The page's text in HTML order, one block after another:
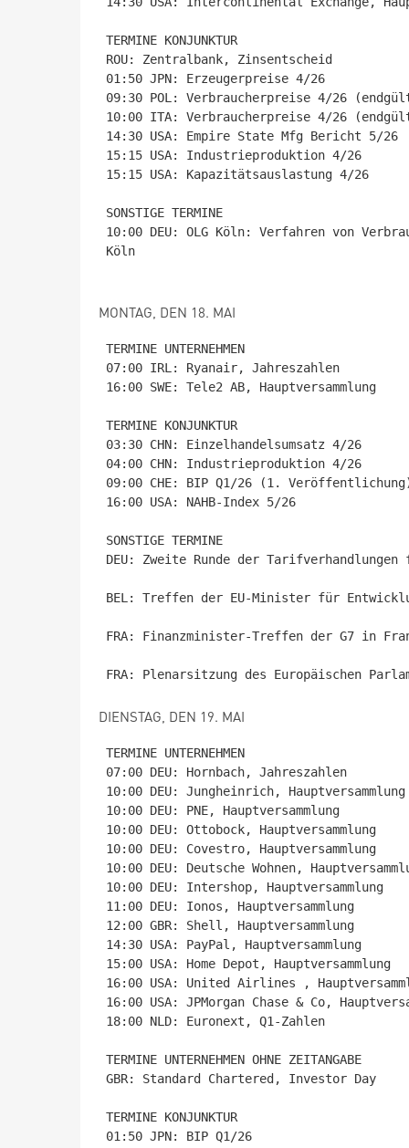
TERMINE KONJUNKTUR
ROU: Zentralbank, Zinsentscheid
01:50 JPN: Erzeugerpreise 4/26
09:30 POL: Verbraucherpreise 4/26
10:00 ITA: Verbraucherpreise 4/26
14:30 USA: Empire State Mfg Bericht 5/26
15:15 USA: Industrieproduktion 4/26
15:15 USA: Kapazitätsauslastung 4/26
SONSTIGE TERMINE
10:00 DEU: OLG Köln: Verfahren von
Köln
MONTAG, DEN 18. MAI
TERMINE UNTERNEHMEN
07:00 IRL: Ryanair, Jahreszahlen
16:00 SWE: Tele2 AB, Hauptversammlung
TERMINE KONJUNKTUR
03:30 CHN: Einzelhandelsumsatz 4/26
04:00 CHN: Industrieproduktion 4/26
09:00 CHE: BIP Q1/26 (1.
16:00 USA: NAHB-Index 5/26
SONSTIGE TERMINE
DEU: Zweite Runde der
BEL: Treffen der EU-Minister für
FRA: Finanzminister-Treffen der G7 in
DIENSTAG, DEN 19. MAI
TERMINE UNTERNEHMEN
07:00 DEU: Hornbach, Jahreszahlen
10:00 DEU: Jungheinrich, Hauptversammlung
10:00 DEU: PNE, Hauptversammlung
10:00 DEU: Ottobock, Hauptversammlung
10:00 DEU: Covestro, Hauptversammlung
10:00 DEU: Deutsche Wohnen,
10:00 DEU: Intershop, Hauptversammlung
11:00 DEU: Ionos, Hauptversammlung
12:00 GBR: Shell, Hauptversammlung
14:30 USA: PayPal, Hauptversammlung
15:00 USA: Home Depot, Hauptversammlung
16:00 USA: United Airlines ,
16:00 USA: JPMorgan Chase & Co,
18:00 NLD: Euronext, Q1-Zahlen
TERMINE UNTERNEHMEN OHNE ZEITANGABE
GBR: Standard Chartered, Investor Day
TERMINE KONJUNKTUR
01:50 JPN: BIP Q1/26